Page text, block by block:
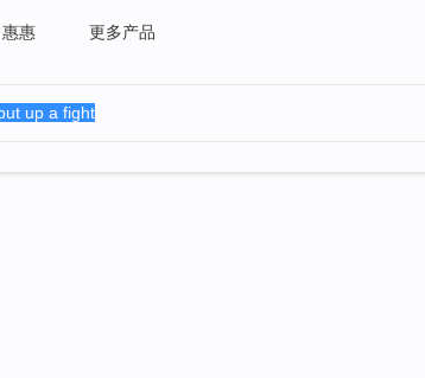
惠惠 更多产品